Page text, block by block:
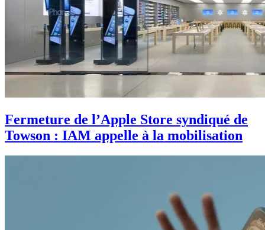
Fermeture de l’Apple Store syndiqué de
Towson : IAM appelle à la mobilisation